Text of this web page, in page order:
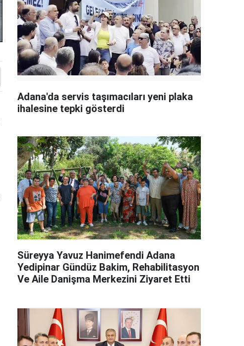
Adana'da servis taşımacıları yeni plaka
ihalesine tepki gösterdi
Süreyya Yavuz Hanimefendi Adana
Yedipinar Gündüz Bakim, Rehabilitasyon
Ve Aile Danişma Merkezini Ziyaret Etti